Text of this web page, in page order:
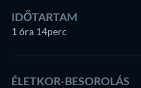
IDŐTARTAM
1 óra 14perc
ÉLETKOR-BESOROLÁS